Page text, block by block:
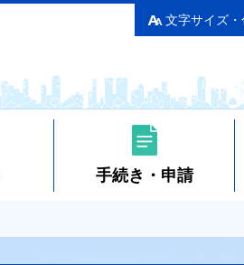
文字サイズ
手続き・申請